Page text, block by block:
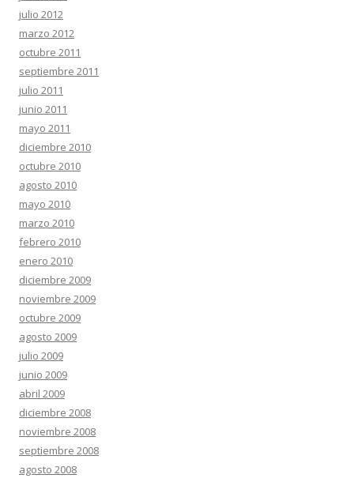
julio 2012
marzo 2012
octubre 2011
septiembre 2011
julio 2011
junio 2011
mayo 2011
diciembre 2010
octubre 2010
agosto 2010
mayo 2010
marzo 2010
febrero 2010
enero 2010
diciembre 2009
noviembre 2009
octubre 2009
agosto 2009
julio 2009
junio 2009
abril 2009
diciembre 2008
noviembre 2008
septiembre 2008
agosto 2008